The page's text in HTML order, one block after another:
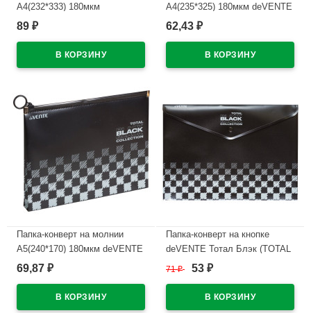
А4(232*333) 180мкм
ErichKrause Диагональ
ассорти арт.50322 (Ст.12)
89 ₽
А4(235*325) 180мкм deVENTE
зеленый арт.3071408
62,43 ₽
Папка-конверт на молнии
А5(240*170) 180мкм deVENTE
Тотал Блэк (TOTAL BLACK)
арт.3071327
69,87 ₽
Папка-конверт на кнопке
deVENTE Тотал Блэк (TOTAL
BLACK) A4 (240*335мм) 180
дизайном , индивидуальная
маркировка
71₽ 53 ₽